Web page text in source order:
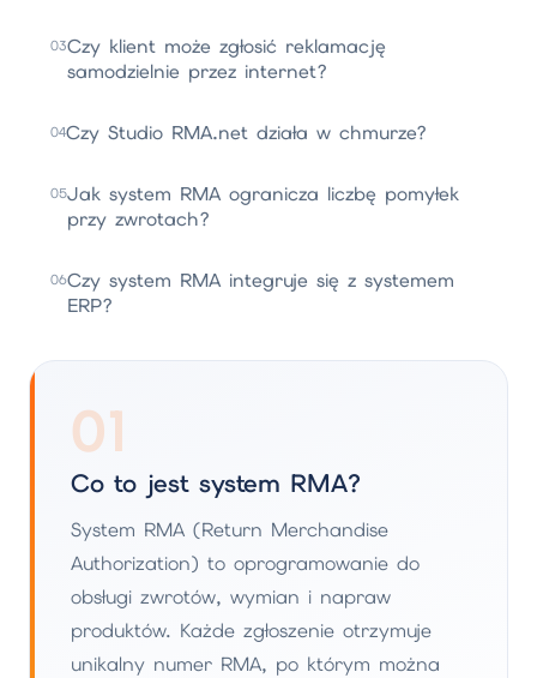
03Czy klient może zgłosić reklamację
samodzielnie przez internet?
04Czy Studio RMA.net działa w chmurze?
05Jak system RMA ogranicza liczbę pomyłek
przy zwrotach?
06Czy system RMA integruje się z systemem
ERP?
01
Co to jest system RMA?
System RMA (Return Merchandise
Authorization) to oprogramowanie do
obsługi zwrotów, wymian i napraw
produktów. Każde zgłoszenie otrzymuje
unikalny numer RMA, po którym można